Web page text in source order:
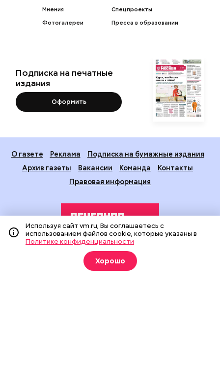
Мнения
Фотогалереи
Спецпроекты
Пресса в образовании
Подписка на печатные
издания
Оформить
О газете Реклама
Подписка на бумажные издания
Архив газеты
Вакансии Команда
Контакты
Правовая информация
Издание создано при финансовой поддержке Департамента
средств массовой информации и рекламы города Москвы.
На сайте применяются рекомендательные технологии
Используя сайт vm.ru, Вы соглашаетесь с
использованием файлов cookie, которые указаны в
Политике конфиденциальности
Хорошо